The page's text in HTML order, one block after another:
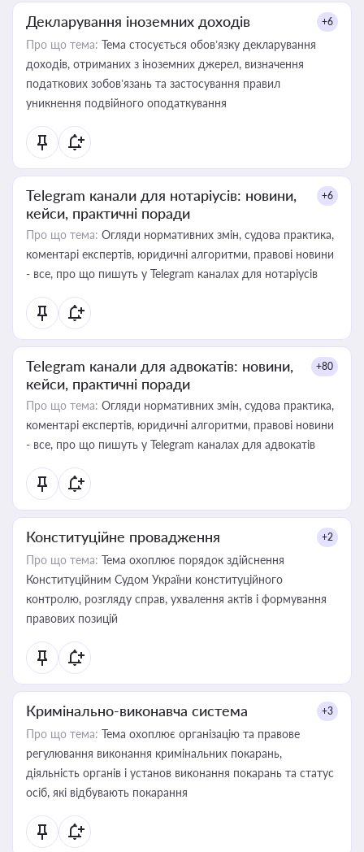
Декларування іноземних доходів +6
Про що тема: Тема стосується обов’язку декларування
доходів, отриманих з іноземних джерел, визначення
податкових зобов’язань та застосування правил
уникнення подвійного оподаткування
Telegram канали для нотаріусів: новини,
кейси, практичні поради
+6
Про що тема: Огляди нормативних змін, судова практика,
коментарі експертів, юридичні алгоритми, правові новини
- все, про що пишуть у Telegram каналах для нотаріусів
Telegram канали для адвокатів: новини,
кейси, практичні поради
+80
Про що тема: Огляди нормативних змін, судова практика,
коментарі експертів, юридичні алгоритми, правові новини
- все, про що пишуть у Telegram каналах для адвокатів
Конституційне провадження +2
Про що тема: Тема охоплює порядок здійснення
Конституційним Судом України конституційного
контролю, розгляду справ, ухвалення актів і формування
правових позицій
Кримінально-виконавча система +3
Про що тема: Тема охоплює організацію та правове
регулювання виконання кримінальних покарань,
діяльність органів і установ виконання покарань та статус
осіб, які відбувають покарання